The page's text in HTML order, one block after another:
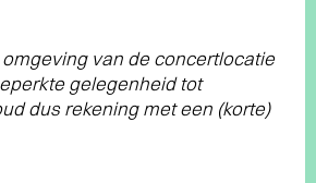
van de concertlocatie
gelegenheid tot
dus rekening met een (korte)